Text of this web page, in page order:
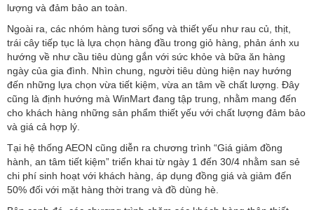
lượng và đảm bảo an toàn.
Ngoài ra, các nhóm hàng tươi sống và thiết yếu như rau củ, thịt,
trái cây tiếp tục là lựa chọn hàng đầu trong giỏ hàng, phản ánh xu
hướng về như cầu tiêu dùng gắn với sức khỏe và bữa ăn hàng
ngày của gia đình. Nhìn chung, người tiêu dùng hiện nay hướng
đến những lựa chọn vừa tiết kiệm, vừa an tâm về chất lượng. Đây
cũng là định hướng mà WinMart đang tập trung, nhằm mang đến
cho khách hàng những sản phẩm thiết yếu với chất lượng đảm bảo
và giá cả hợp lý.
Tại hệ thống AEON cũng diễn ra chương trình “Giá giảm đồng
hành, an tâm tiết kiệm” triển khai từ ngày 1 đến 30/4 nhằm san sẻ
chi phí sinh hoạt với khách hàng, áp dụng đồng giá và giảm đến
50% đối với mặt hàng thời trang và đồ dùng hè.